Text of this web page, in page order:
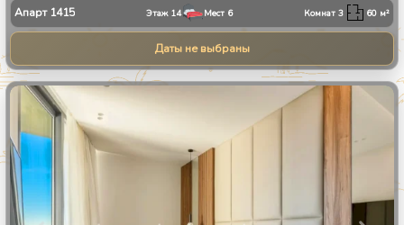
Апарт 1415 Этаж 14 Мест 6 Комнат3 60 м²
Даты не выбраны